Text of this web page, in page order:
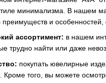
минимализма. В нашем
преимуществ и
ассортимент: в нашем
трудно найти или даже
покупать ювелирные
Кроме того, вы можете